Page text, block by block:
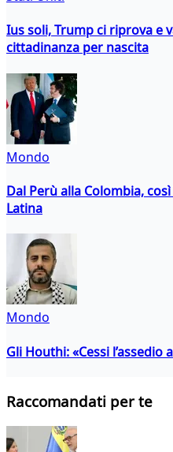
Ius soli, Trump ci riprova e
cittadinanza per nascita
Mondo
Dal Perù alla Colombia,
Latina
Mondo
Gli Houthi: «Cessi l’assedio
Raccomandati per te